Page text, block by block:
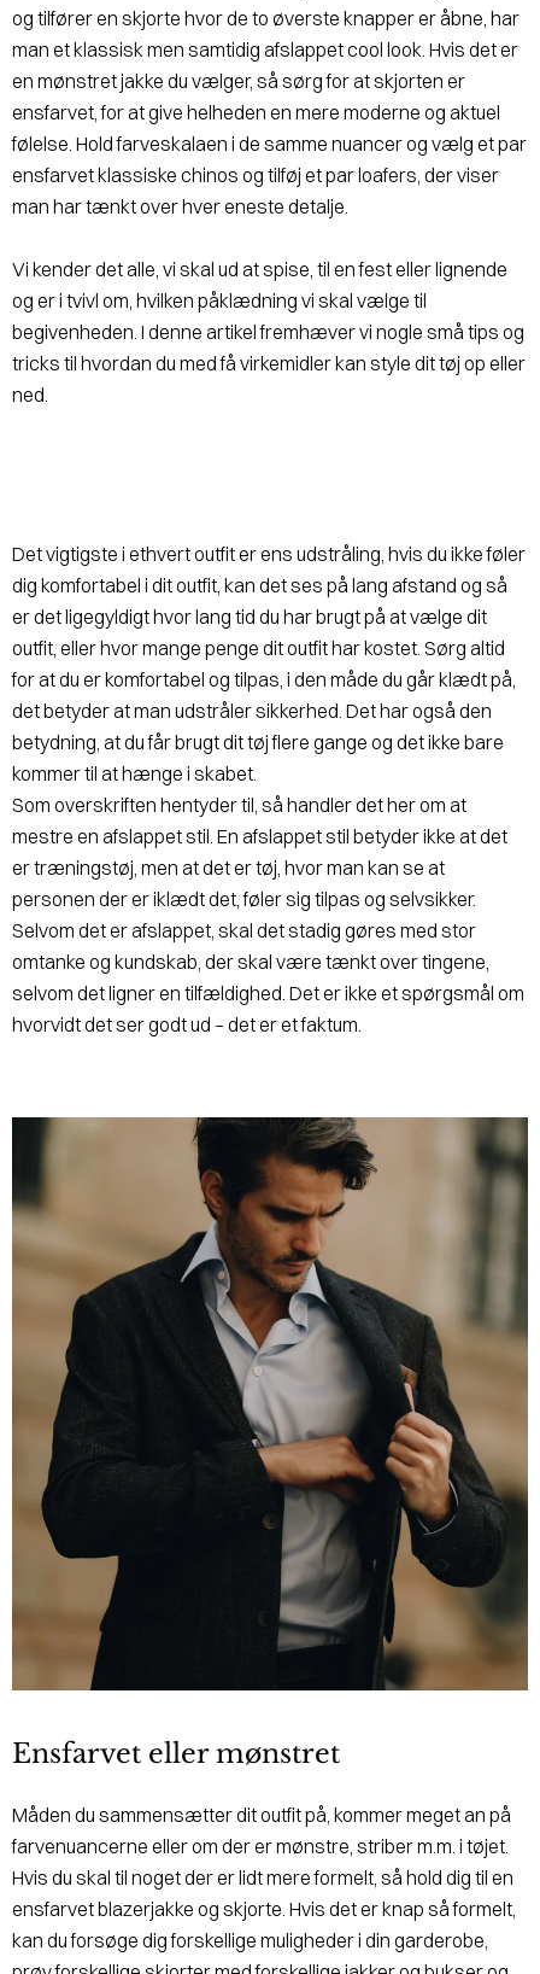
og tilfører en skjorte hvor de to øverste knapper er åbne, har
man et klassisk men samtidig afslappet cool look. Hvis det er
en mønstret jakke du vælger, så sørg for at skjorten er
ensfarvet, for at give helheden en mere moderne og aktuel
følelse. Hold farveskalaen i de samme nuancer og vælg et par
ensfarvet klassiske chinos og tilføj et par loafers, der viser
man har tænkt over hver eneste detalje.
Vi kender det alle, vi skal ud at spise, til en fest eller lignende
og er i tvivl om, hvilken påklædning vi skal vælge til
begivenheden. I denne artikel fremhæver vi nogle små tips og
tricks til hvordan du med få virkemidler kan style dit tøj op eller
ned.
Det vigtigste i ethvert outfit er ens udstråling, hvis du ikke føler
dig komfortabel i dit outfit, kan det ses på lang afstand og så
er det ligegyldigt hvor lang tid du har brugt på at vælge dit
outfit, eller hvor mange penge dit outfit har kostet. Sørg altid
for at du er komfortabel og tilpas, i den måde du går klædt på,
det betyder at man udstråler sikkerhed. Det har også den
betydning, at du får brugt dit tøj flere gange og det ikke bare
kommer til at hænge i skabet.
Som overskriften hentyder til, så handler det her om at
mestre en afslappet stil. En afslappet stil betyder ikke at det
er træningstøj, men at det er tøj, hvor man kan se at
personen der er iklædt det, føler sig tilpas og selvsikker.
Selvom det er afslappet, skal det stadig gøres med stor
omtanke og kundskab, der skal være tænkt over tingene,
selvom det ligner en tilfældighed. Det er ikke et spørgsmål om
hvorvidt det ser godt ud – det er et faktum.
Ensfarvet eller mønstret
Måden du sammensætter dit outfit på, kommer meget an på
farvenuancerne eller om der er mønstre, striber m.m. i tøjet.
Hvis du skal til noget der er lidt mere formelt, så hold dig til en
ensfarvet blazerjakke og skjorte. Hvis det er knap så formelt,
kan du forsøge dig forskellige muligheder i din garderobe,